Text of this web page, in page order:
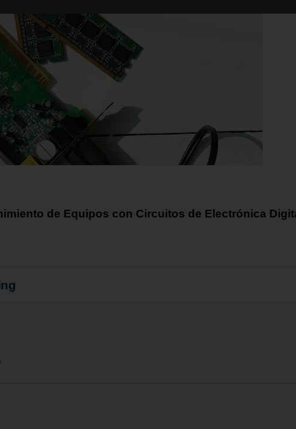
de Equipos con Circuitos de Electrónica